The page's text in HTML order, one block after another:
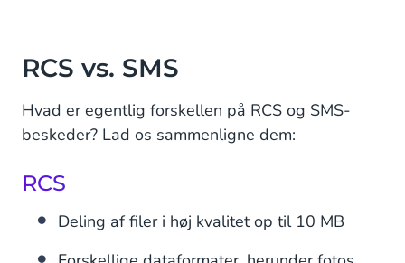
RCS vs. SMS
Hvad er egentlig forskellen på RCS og SMS-
beskeder? Lad os sammenligne dem:
RCS
Deling af filer i høj kvalitet op til 10 MB